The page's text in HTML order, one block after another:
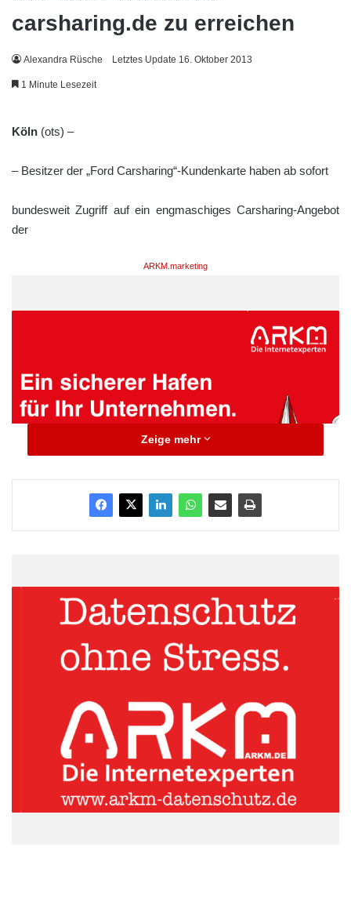
carsharing.de zu erreichen
Alexandra Rüsche Letztes Update 16. Oktober 2013
1 Minute Lesezeit
Köln (ots) –
– Besitzer der „Ford Carsharing“-Kundenkarte haben ab sofort
bundesweit Zugriff auf ein engmaschiges Carsharing-Angebot
der
ARKM.marketing
Ford Händler und von Flinkster
– Aus dem Projektnamen „FORD2GO“ wird der Produktname
Zeige mehr